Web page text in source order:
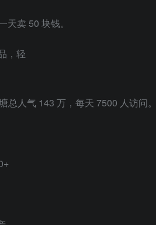
卖 50 块钱。
总人气 143 万，每天 7500 人访问